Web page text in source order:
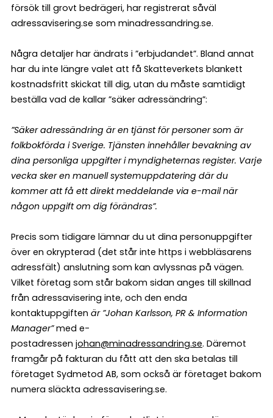
försök till grovt bedrägeri, har registrerat såväl
adressavisering.se som minadressandring.se.
Några detaljer har ändrats i ”erbjudandet”. Bland annat
har du inte längre valet att få Skatteverkets blankett
kostnadsfritt skickat till dig, utan du måste samtidigt
beställa vad de kallar ”säker adressändring”:
”Säker adressändring är en tjänst för personer som är
folkbokförda i Sverige. Tjänsten innehåller bevakning av
dina personliga uppgifter i myndigheternas register. Varje
vecka sker en manuell systemuppdatering där du
kommer att få ett direkt meddelande via e-mail när
någon uppgift om dig förändras”.
Precis som tidigare lämnar du ut dina personuppgifter
över en okrypterad (det står inte https i webbläsarens
adressfält) anslutning som kan avlyssnas på vägen.
Vilket företag som står bakom sidan anges till skillnad
från adressavisering inte, och den enda
kontaktuppgiften är ”Johan Karlsson, PR & Information
Manager”med e-
postadressen johan@minadressandring.se. Däremot
framgår på fakturan du fått att den ska betalas till
företaget Sydmetod AB, som också är företaget bakom
numera släckta adressavisering.se.